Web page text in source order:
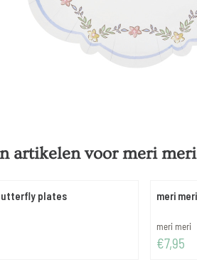
artikelen voormeri
plates meri
Merk:
meri meri
Prijs: 7,95
€7,95